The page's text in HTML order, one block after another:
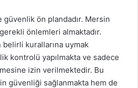
ön plandadır. Mersin
önlemleri almaktadır.
kurallarına uymak
kontrolü yapılmakta ve sadece
izin verilmektedir. Bu
güvenliği sağlanmakta hem de